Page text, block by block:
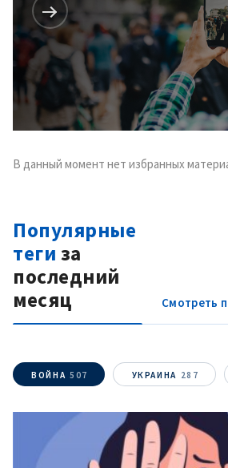
В данный момент нет избранных
Популярные
теги за
последний
месяц
Смотреть
ВОЙНА 507 УКРАИНА 287